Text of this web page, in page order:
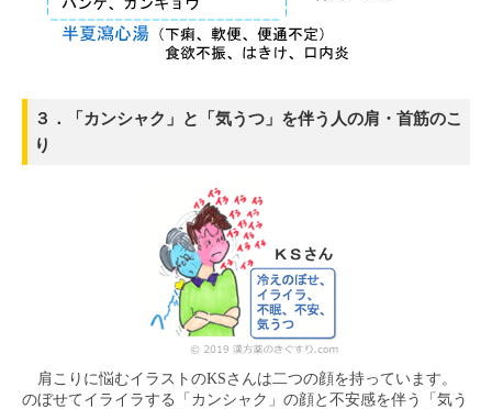
３．「カンシャク」と「気うつ」を伴う人の肩・首筋のこ
り
肩こりに悩むイラストのKSさんは二つの顔を持っています。
のぼせてイライラする「カンシャク」の顔と不安感を伴う「気う